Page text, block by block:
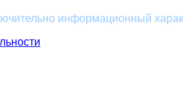
информационный